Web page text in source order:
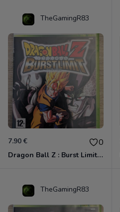
TheGamingR83
7.90 € 0
Dragon Ball Z : Burst Limit Xbox 360
TheGamingR83